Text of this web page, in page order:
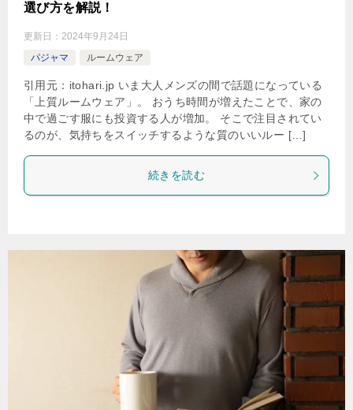
選び方を解説！
更新日： 2024年9月24日
パジャマ
ルームウェア
引用元：itohari.jp いま大人メンズの間で話題になっている
「上質ルームウェア」。 おうち時間が増えたことで、家の
中で過ごす服にも投資する人が増加。 そこで注目されてい
るのが、気持ちをスイッチするような質のいいルー […]
続きを読む